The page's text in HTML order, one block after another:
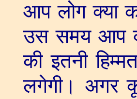
आप लोग क्या
उस समय आप
की इतनी
लगेगी। अगर